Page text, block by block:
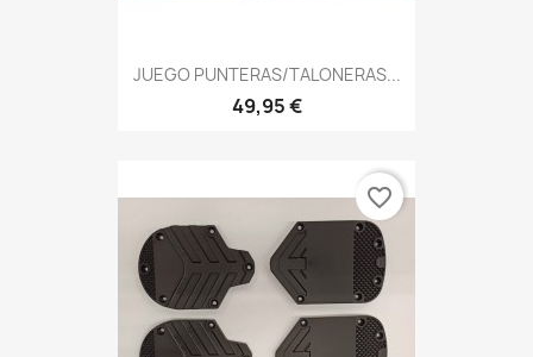
JUEGO PUNTERAS/TALONERAS...
49,95 €
favorite_border